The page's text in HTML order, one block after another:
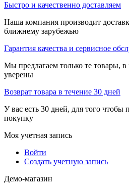
Быстро и качественно доставляем
Наша компания производит
ближнему зарубежью
Гарантия качества и сервисное
Мы предлагаем только те товары, в
уверены
Возврат товара в течение 30 дней
У вас есть 30 дней, для того чтобы
покупку
Моя учетная запись
Войти
Создать учетную запись
Демо-магазин